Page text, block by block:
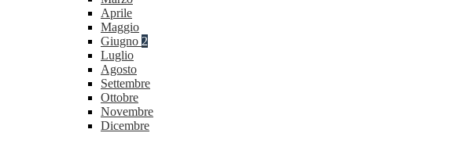
Aprile
Maggio
Giugno 2
Luglio
Agosto
Settembre
Ottobre
Novembre
Dicembre